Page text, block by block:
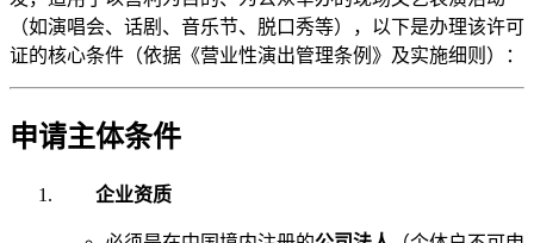
（如演唱会、话剧、音乐节、脱口秀等），以下是办理该许可
证的核心条件（依据《营业性演出管理条例》及实施细则）：
申请主体条件
企业资质